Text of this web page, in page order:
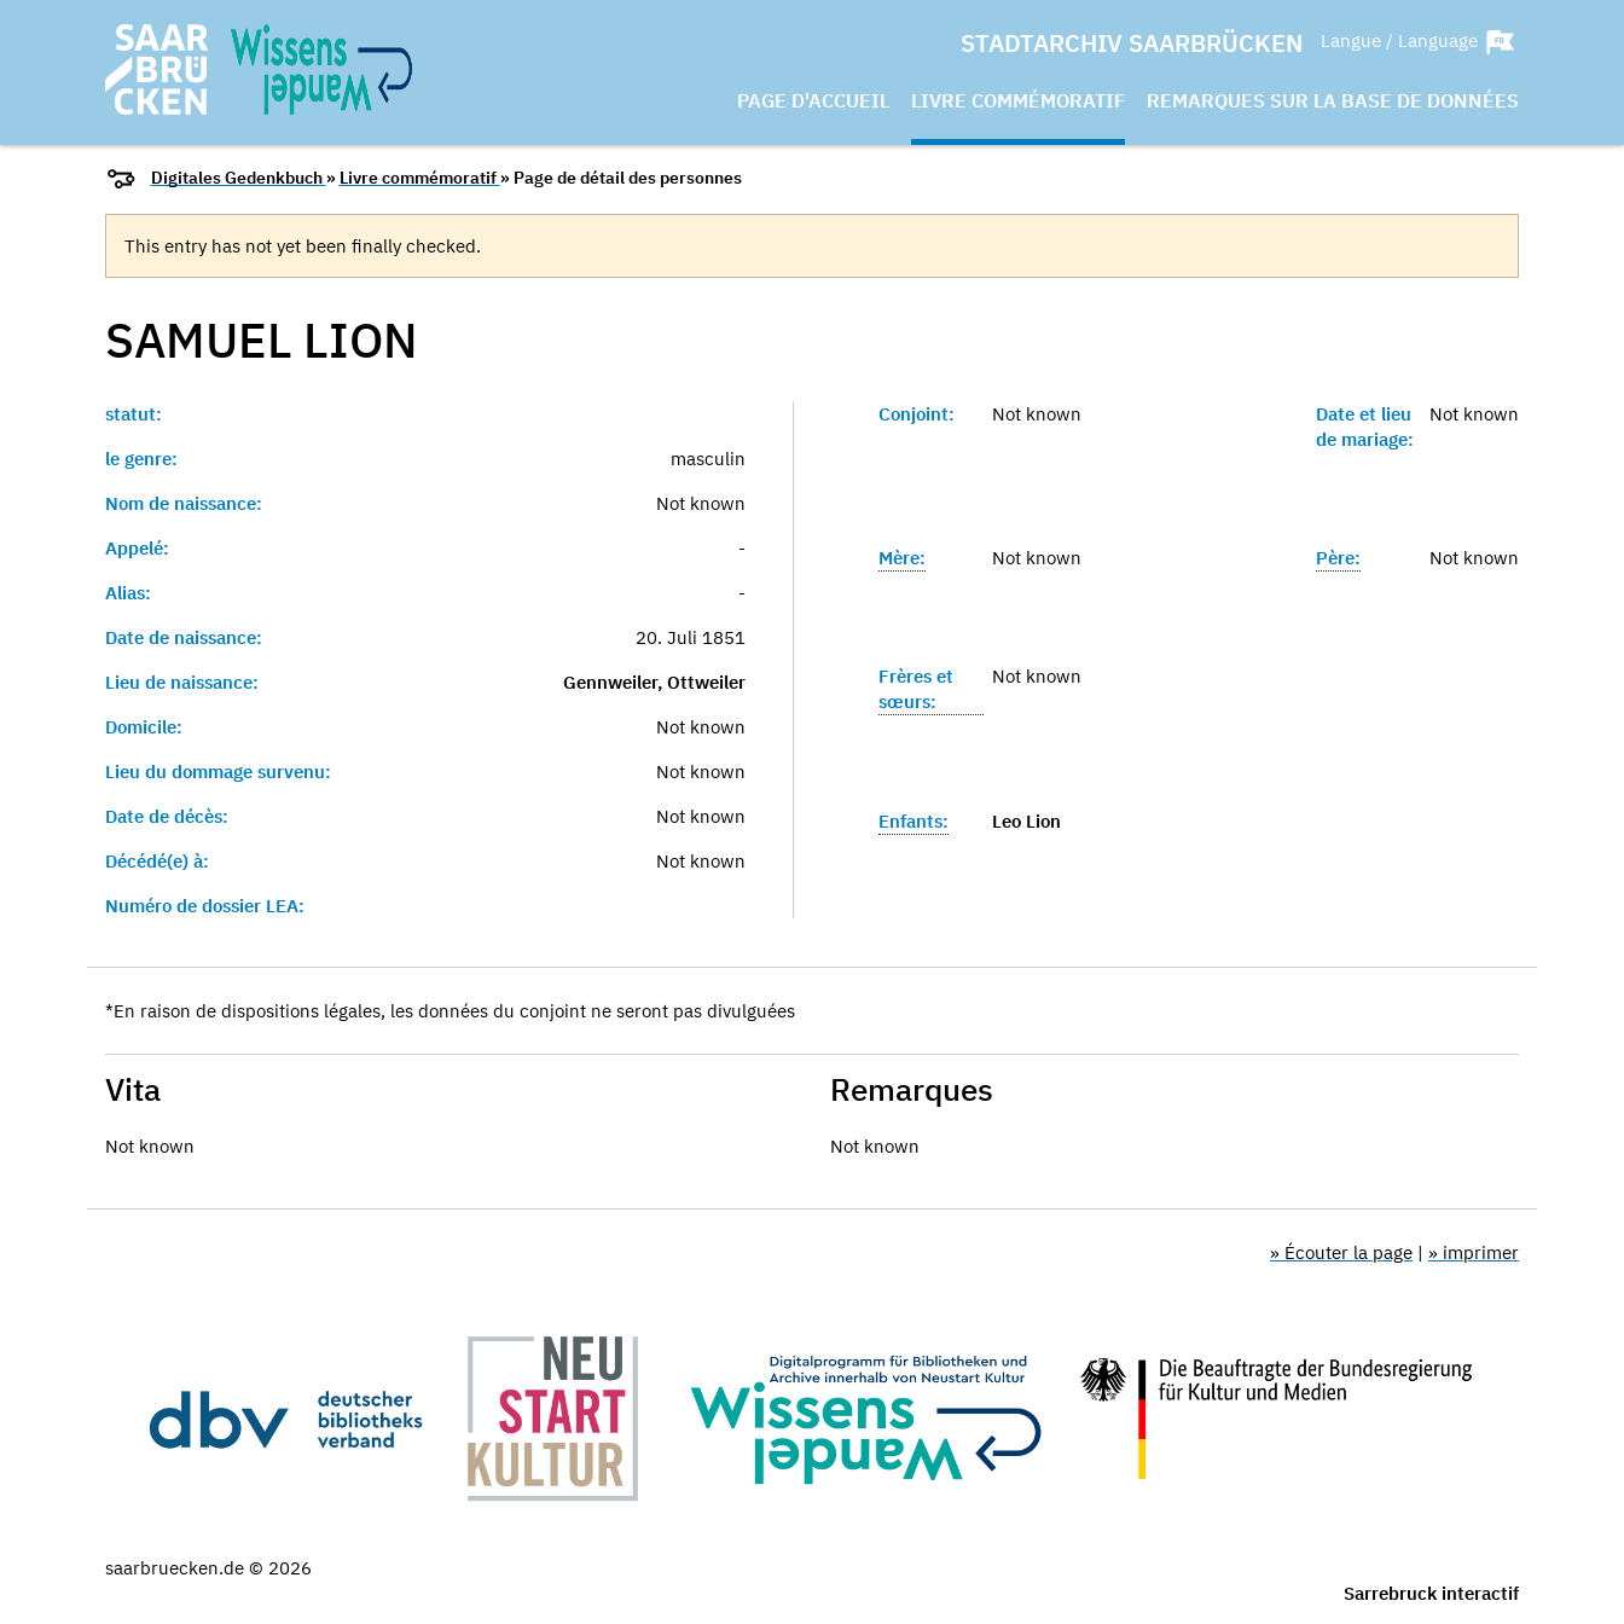
STADTARCHIV SAARBRÜCKEN Langue / Language
PAGE D'ACCUEIL LIVRE COMMÉMORATIF REMARQUES SUR LA BASE DE DONNÉES
Digitales Gedenkbuch » Livre commémoratif » Page de détail des personnes
This entry has not yet been finally checked.
SAMUEL LION
statut:
le genre:
masculin
Nom de naissance:
Not known
Appelé:
-
Alias:
-
Date de naissance:
20. Juli 1851
Lieu de naissance:
Gennweiler, Ottweiler
Domicile:
Not known
Lieu du dommage survenu:
Not known
Date de décès:
Not known
Décédé(e) à:
Not known
Numéro de dossier LEA:
Conjoint: Not known
Date et lieu
de mariage:
Not known
Mère: Not known Père: Not known
Frères et
sœurs:
Not known
Enfants: Leo Lion
*En raison de dispositions légales, les données du conjoint ne seront pas divulguées
Vita
Not known
Remarques
Not known
» Écouter la page | » imprimer
saarbruecken.de © 2026
Sarrebruck interactif